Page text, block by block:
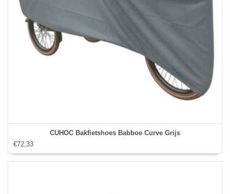
CUHOC Bakfietshoes Babboe Curve Grijs
€72,33